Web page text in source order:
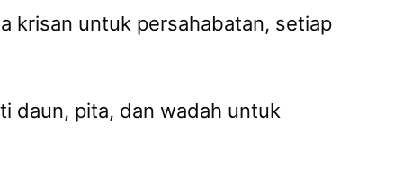
krisan untuk persahabatan, setiap
daun, pita, dan wadah untuk